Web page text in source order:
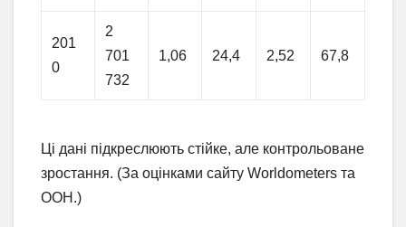
201
0
2
701
732
1,06 24,4 2,52 67,8
Ці дані підкреслюють стійке, але контрольоване
зростання. (За оцінками сайту Worldometers та
ООН.)